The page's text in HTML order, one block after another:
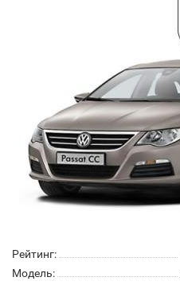
Рейтинг:
Модель: